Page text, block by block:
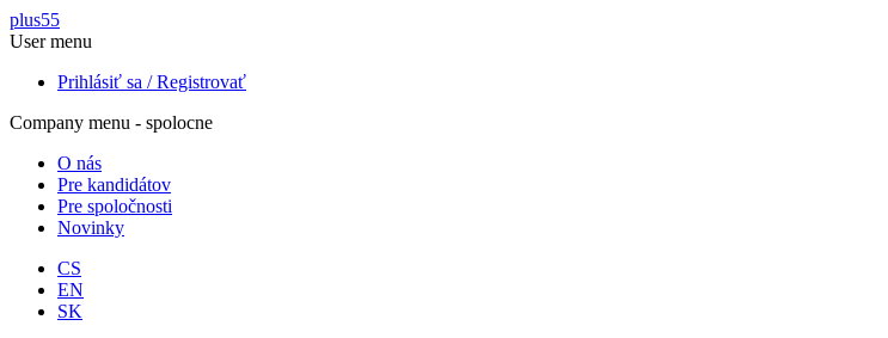
Skočiť na hlavný obsah
plus55
User menu
Prihlásiť sa / Registrovať
Company menu - spolocne
O nás
Pre kandidátov
Pre spoločnosti
Novinky
CS
EN
SK